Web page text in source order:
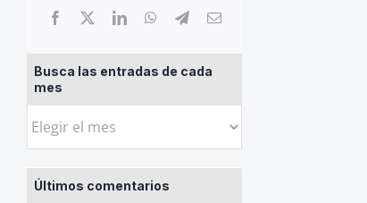
Busca las entradas de cada
mes
Busca
entradas
de
Últimos comentarios